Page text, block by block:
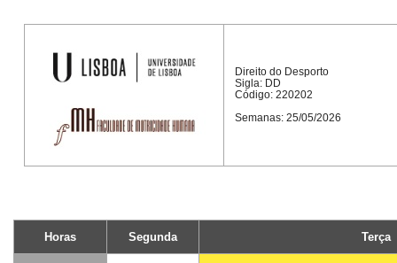
Direito do Desporto
Sigla: DD
Código: 220202
Semanas: 25/05/2026
Horas Segunda Terça